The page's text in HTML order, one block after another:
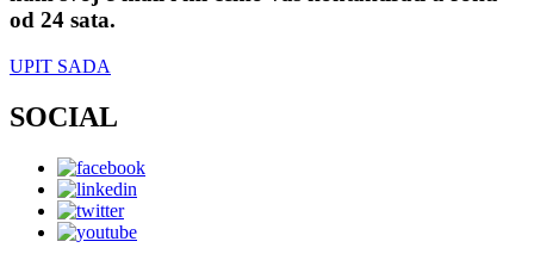
od 24 sata.
UPIT SADA
SOCIAL